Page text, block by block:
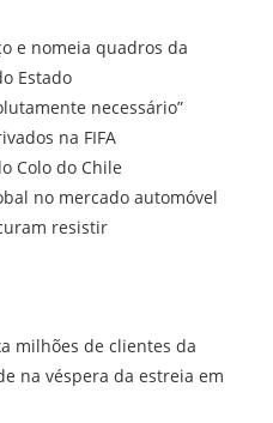
e nomeia quadros da
Estado
necessário”
na FIFA
Colo do Chile
no mercado automóvel
resistir
milhões de clientes da
na véspera da estreia em